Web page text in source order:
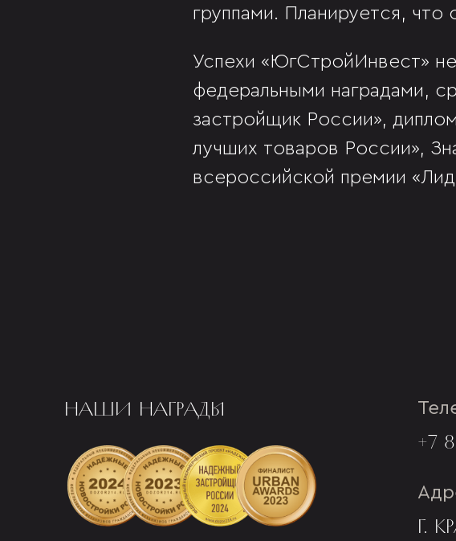
группами. Планируется,
Успехи «ЮгСтройИнвест»
федеральными наградами,
застройщик России»,
лучших товаров России»,
всероссийской премии
НАШИ НАГРАДЫ
+7
Г.